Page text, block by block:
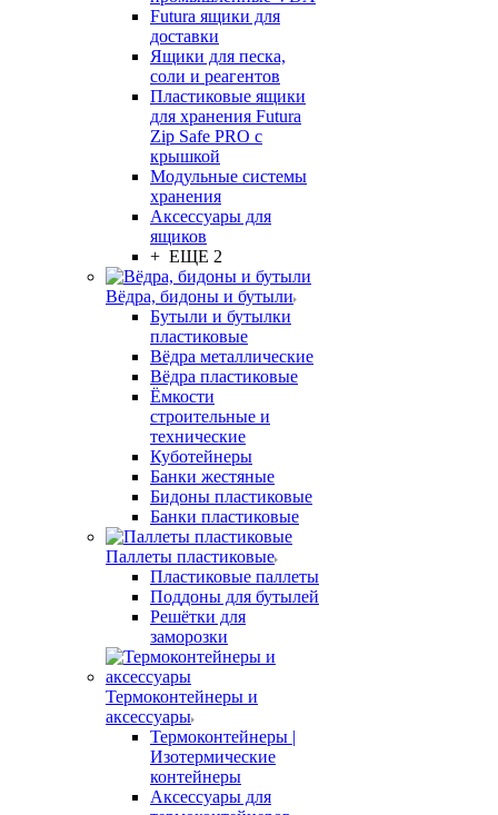
Futura ящики для
доставки
Ящики для песка,
соли и реагентов
Пластиковые ящики
для хранения Futura
Zip Safe PRO с
крышкой
Модульные системы
хранения
Аксессуары для
ящиков
+ ЕЩЕ 2
Вёдра, бидоны и бутыли
Бутыли и бутылки
пластиковые
Вёдра металлические
Вёдра пластиковые
Ёмкости
строительные и
технические
Куботейнеры
Банки жестяные
Бидоны пластиковые
Банки пластиковые
Паллеты пластиковые
Пластиковые паллеты
Поддоны для бутылей
Решётки для
заморозки
Термоконтейнеры и
аксессуары
Термоконтейнеры |
Изотермические
контейнеры
Аксессуары для